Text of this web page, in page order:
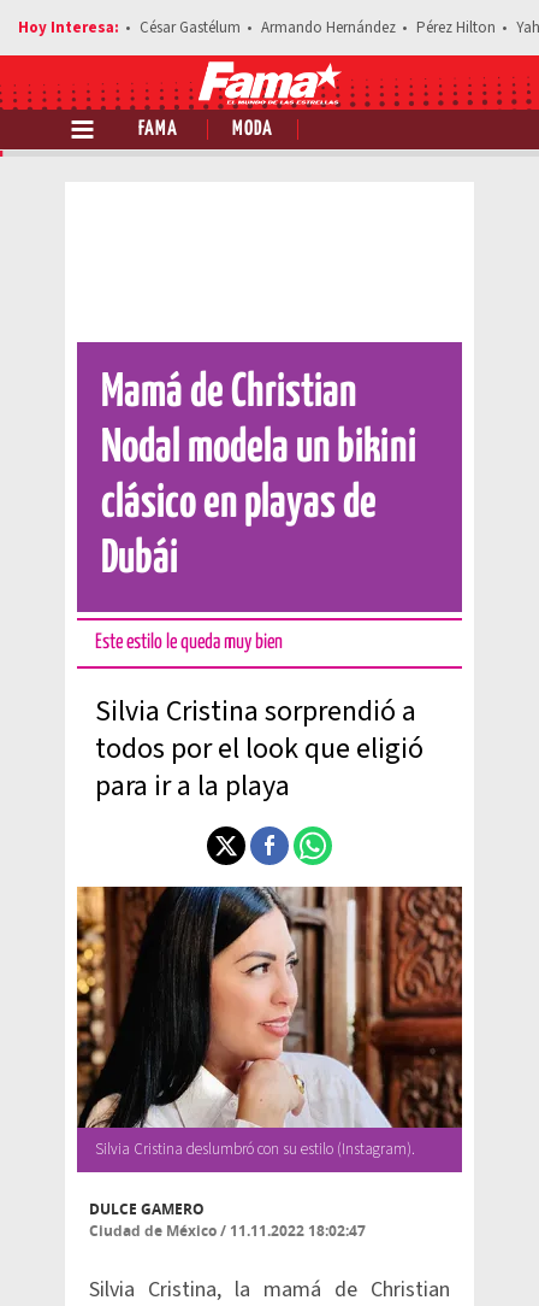
César Gastélum Armando Hernández Pérez Hilton
FAMA MODA
Comparte esta noticia
Mamá de Christian
Nodal modela un bikini
clásico en playas de
Dubái
Este estilo le queda muy bien
Silvia Cristina sorprendió a
todos por el look que eligió
para ir a la playa
Silvia Cristina deslumbró con su estilo (Instagram).
DULCE GAMERO
Ciudad de México/ 11.11.2022 18:02:47
Silvia Cristina, la mamá de Christian